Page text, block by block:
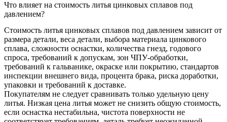
Что влияет на стоимость литья цинковых сплавов под
давлением?
Стоимость литья цинковых сплавов под давлением зависит от
размера детали, веса детали, выбора материала цинкового
сплава, сложности оснастки, количества гнезд, годового
спроса, требований к допускам, зон ЧПУ-обработки,
требований к гальванике, окраске или покрытию, стандартов
инспекции внешнего вида, процента брака, риска доработки,
упаковки и требований к доставке.
Покупателям не следует сравнивать только удельную цену
литья. Низкая цена литья может не снизить общую стоимость,
если оснастка нестабильна, чистота поверхности не